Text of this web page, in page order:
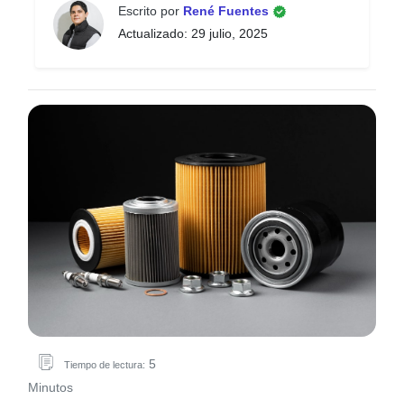
Escrito por René Fuentes
Actualizado: 29 julio, 2025
Tiempo de lectura: 5
Minutos